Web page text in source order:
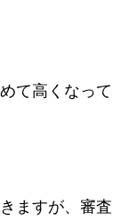
て高くなって
ますが、審査